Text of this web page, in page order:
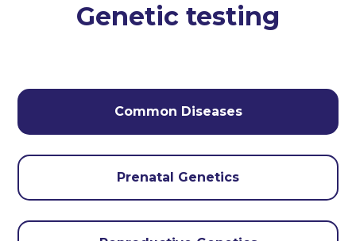
Genetic testing
Common Diseases
Prenatal Genetics